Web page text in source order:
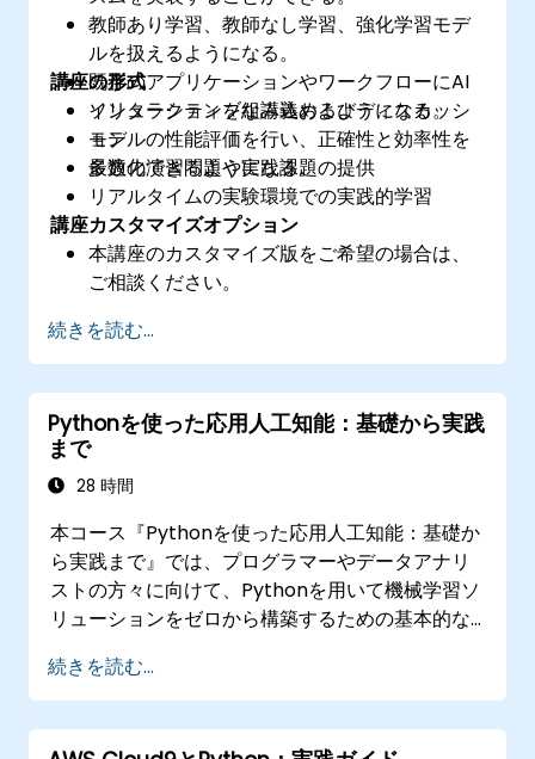
教師あり学習、教師なし学習、強化学習モデ
ルを扱えるようになる。
既存のアプリケーションやワークフローにAI
ソリューションを組み込めるようになる。
モデルの性能評価を行い、正確性と効率性を
最適化できるようになる。
講座の形式
インタラクティブな講義およびディスカッシ
ョン
多数の演習問題や実践課題の提供
リアルタイムの実験環境での実践的学習
講座カスタマイズオプション
本講座のカスタマイズ版をご希望の場合は、
ご相談ください。
続きを読む...
Pythonを使った応用人工知能：基礎から実践
まで
28 時間
本コース『Pythonを使った応用人工知能：基礎か
ら実践まで』では、プログラマーやデータアナリ
ストの方々に向けて、Pythonを用いて機械学習ソ
リューションをゼロから構築するための基本的な
回帰といった基本概念や、教師なし学習でのクラ
スタリングや異常検出手法、さらには高度なニュ
ーラルネットワークアーキテクチャについても詳
続きを読む...